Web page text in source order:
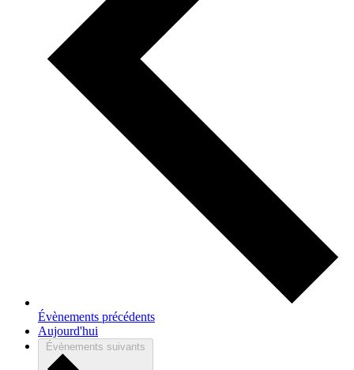
Évènements précédents
Aujourd'hui
Évènements suivants